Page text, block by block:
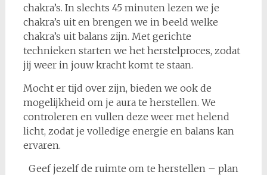
chakra’s. In slechts 45 minuten lezen we je
chakra’s uit en brengen we in beeld welke
chakra’s uit balans zijn. Met gerichte
technieken starten we het herstelproces, zodat
jij weer in jouw kracht komt te staan.
Mocht er tijd over zijn, bieden we ook de
mogelijkheid om je aura te herstellen. We
controleren en vullen deze weer met helend
licht, zodat je volledige energie en balans kan
ervaren.
Geef jezelf de ruimte om te herstellen – plan